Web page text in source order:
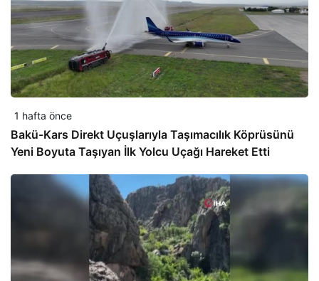
1 hafta önce
Bakü-Kars Direkt Uçuşlarıyla Taşımacılık Köprüsünü
Yeni Boyuta Taşıyan İlk Yolcu Uçağı Hareket Etti